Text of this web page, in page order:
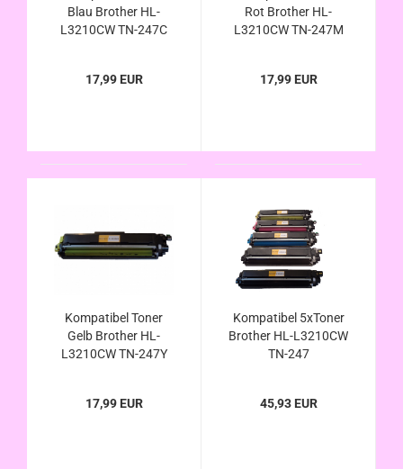
Blau Brother HL-
L3210CW TN-247C
17,99 EUR
Rot Brother HL-
L3210CW TN-247M
17,99 EUR
Kompatibel Toner
Gelb Brother HL-
L3210CW TN-247Y
17,99 EUR
Kompatibel 5xToner
Brother HL-L3210CW
TN-247
45,93 EUR